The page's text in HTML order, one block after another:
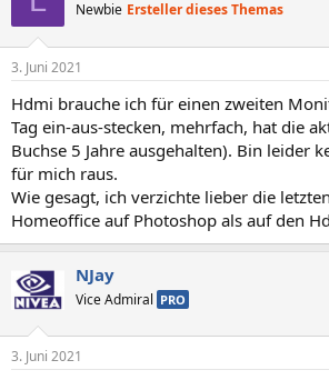
Newbie Ersteller dieses Themas
3. Juni 2021
Hdmi brauche ich für einen zweiten
Tag ein-aus-stecken, mehrfach, hat die
Buchse 5 Jahre ausgehalten). Bin leider
für mich raus.
Wie gesagt, ich verzichte lieber die
Homeoffice auf Photoshop als auf den
NJay
Vice Admiral PRO
3. Juni 2021